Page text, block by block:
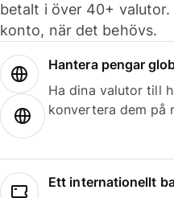
betalt i över 40+
konto, när det behövs.
Hantera pengar
Ha dina valutor till
konvertera dem på
Ett internationellt